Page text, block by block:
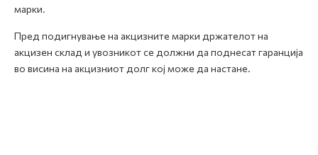
марки.
Пред подигнување на акцизните марки држателот на
акцизен склад и увозникот се должни да поднесат гаранција
во висина на акцизниот долг кој може да настане.